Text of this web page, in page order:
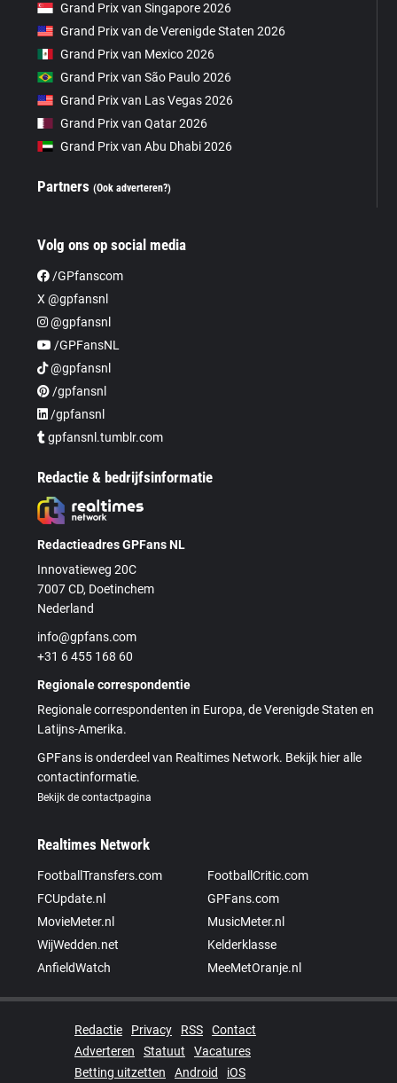
Grand Prix van Singapore 2026
Grand Prix van de Verenigde Staten 2026
Grand Prix van Mexico 2026
Grand Prix van São Paulo 2026
Grand Prix van Las Vegas 2026
Grand Prix van Qatar 2026
Grand Prix van Abu Dhabi 2026
Partners(Ook adverteren?)
Volg ons op social media
/GPfanscom
X @gpfansnl
@gpfansnl
/GPFansNL
@gpfansnl
/gpfansnl
/gpfansnl
gpfansnl.tumblr.com
Redactie & bedrijfsinformatie
Redactieadres GPFans NL
Innovatieweg 20C
7007 CD, Doetinchem
Nederland
info@gpfans.com
+31 6 455 168 60
Regionale correspondentie
Regionale correspondenten in Europa, de Verenigde Staten en
Latijns-Amerika.
GPFans is onderdeel van Realtimes Network. Bekijk hier alle
contactinformatie.
Bekijk de contactpagina
Realtimes Network
FootballTransfers.com
FootballCritic.com
FCUpdate.nl
GPFans.com
MovieMeter.nl
MusicMeter.nl
WijWedden.net
Kelderklasse
AnfieldWatch
MeeMetOranje.nl
Redactie Privacy RSS
Contact
Adverteren
Statuut
Vacatures
Betting uitzetten
Android iOS